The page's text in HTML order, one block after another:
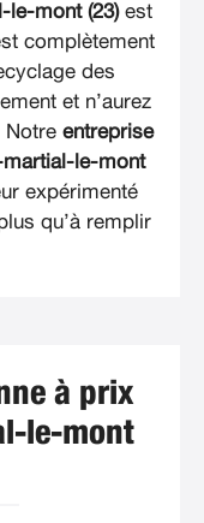
le-mont (23)est
complètement
des
et n’aurez
Notre entreprise
martial-le-mont
expérimenté
qu’à remplir
à prix
le-mont